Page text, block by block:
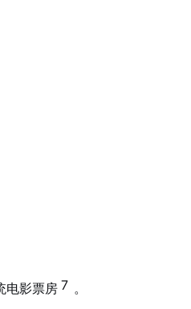
电影票房 7 。